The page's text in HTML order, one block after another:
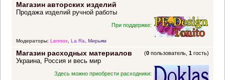
Магазин авторских изделий
Продажа изделий ручной работы
При поддержке:
Модераторы: Lennox, La Ra, Мирьям
Магазин расходных материалов (0 пользователь,1 гость)
Украина, Россия и весь мир
Здесь можно приобрести расходники: